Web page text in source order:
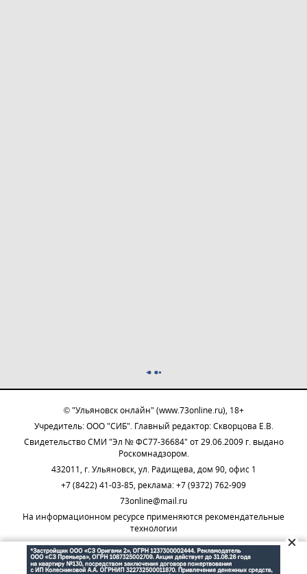
© "Ульяновск онлайн" (www.73online.ru), 18+
Учредитель: ООО "СИБ". Главный редактор: Скворцова Е.В.
Свидетельство СМИ "Эл № ФС77-36684" от 29.06.2009 г. выдано
Роскомнадзором.
432011, г. Ульяновск, ул. Радищева, дом 90, офис 1
+7 (8422) 41-03-85, реклама: +7 (9372) 762-909
73online@mail.ru
На информационном ресурсе применяются рекомендательные
технологии